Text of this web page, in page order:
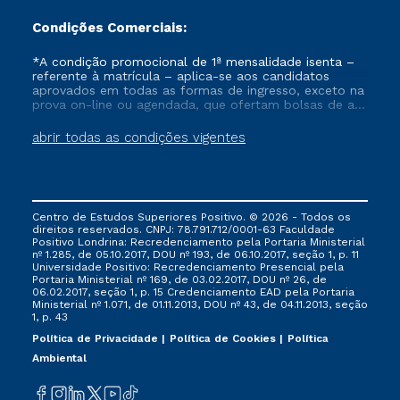
Condições Comerciais:
abrir todas as condições vigentes
*A condição promocional de 1ª mensalidade isenta –
referente à matrícula – aplica-se aos candidatos
aprovados em todas as formas de ingresso, exceto na
prova on-line ou agendada, que ofertam bolsas de até
vigente, que ainda não tenham efetivado e/ou não
tenham cancelado ou trancado sua matrícula em uma
via FIES, Prouni e outros programas governamentais, e
não se acumula com nenhuma outra campanha
ofertada pela Instituição.
Centro de Estudos Superiores Positivo. © 2026 - Todos os
direitos reservados. CNPJ: 78.791.712/0001-63 Faculdade
Positivo Londrina: Recredenciamento pela Portaria Ministerial
nº 1.285, de 05.10.2017, DOU nº 193, de 06.10.2017, seção 1, p. 11
Universidade Positivo: Recredenciamento Presencial ​pela
Portaria Ministerial nº 169, de 03.02.2017, DOU nº 26, de
06.02.2017, seção 1, p. 15 Credenciamento EAD pela Portaria
Ministerial nº 1.071, de 01.11.2013, DOU nº 43, de 04.11.2013, seção
1, p. 43
Política de Privacidade
Política de Cookies
Política
Ambiental